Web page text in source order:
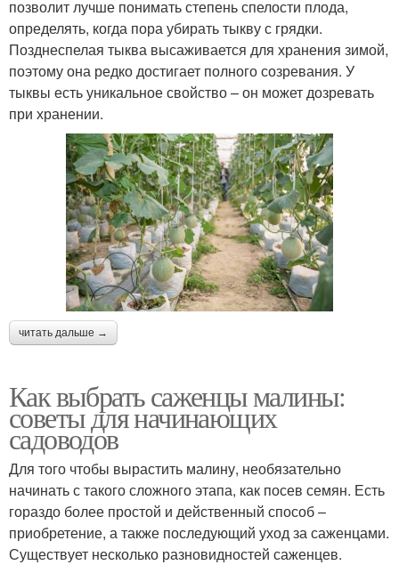
позволит лучше понимать степень спелости плода,
определять, когда пора убирать тыкву с грядки.
Позднеспелая тыква высаживается для хранения зимой,
поэтому она редко достигает полного созревания. У
тыквы есть уникальное свойство – он может дозревать
при хранении.
читать дальше →
Как выбрать саженцы малины:
советы для начинающих
садоводов
Для того чтобы вырастить малину, необязательно
начинать с такого сложного этапа, как посев семян. Есть
гораздо более простой и действенный способ –
приобретение, а также последующий уход за саженцами.
Существует несколько разновидностей саженцев.